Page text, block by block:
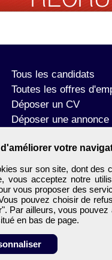
votre
sur son site, dont des
vous acceptez notre
vous proposer des
pouvez choisir de
Par ailleurs, vous
en bas de page.
Tous les candidats
Toutes les offres
Déposer un CV
Déposer une annonce